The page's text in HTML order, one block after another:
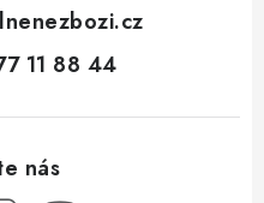
11 88 44